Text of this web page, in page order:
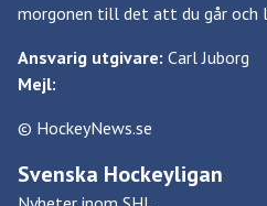
morgonen till det att du går och
Ansvarig utgivare: Carl Juborg
Mejl:
© HockeyNews.se
Svenska Hockeyligan